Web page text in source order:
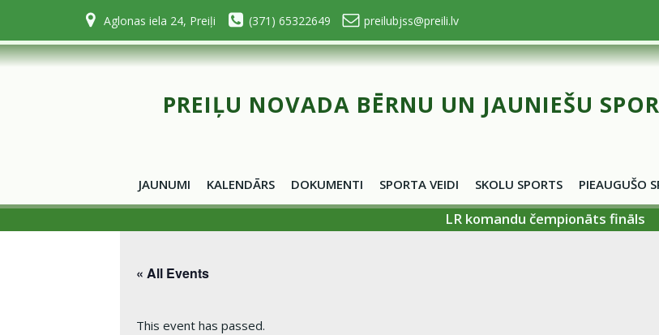
content
Aglonas iela 24, Preiļi (371) 65322649 preilubjss@preili.lv
PREIĻU NOVADA BĒRNU UN JAUNIEŠU
JAUNUMI KALENDĀRS DOKUMENTI SPORTA VEIDI SKOLU SPORTS PIEAUGUŠO
LR komandu čempionāts fināls
« All Events
This event has passed.